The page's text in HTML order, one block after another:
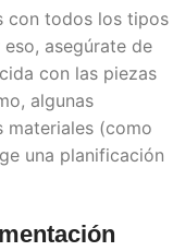
con todos los tipos
asegúrate de
con las piezas
algunas
materiales (como
una planificación